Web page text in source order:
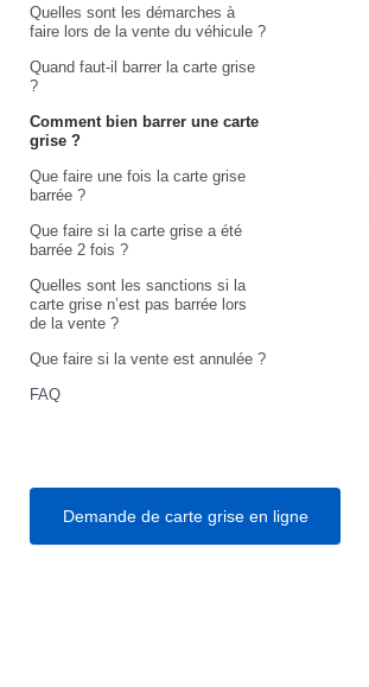
Quelles sont les démarches à
faire lors de la vente du véhicule ?
Quand faut-il barrer la carte grise
?
Comment bien barrer une carte
grise ?
Que faire une fois la carte grise
barrée ?
Que faire si la carte grise a été
barrée 2 fois ?
Quelles sont les sanctions si la
carte grise n’est pas barrée lors
de la vente ?
Que faire si la vente est annulée ?
FAQ
Demande de carte grise en ligne